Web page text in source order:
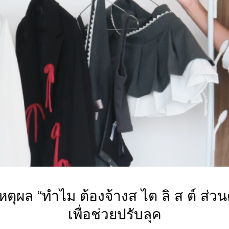
ตุผล “ทำไม ต้องจ้างส ไต ลิ ส ต์ ส่วน
เพื่อช่วยปรับลุค